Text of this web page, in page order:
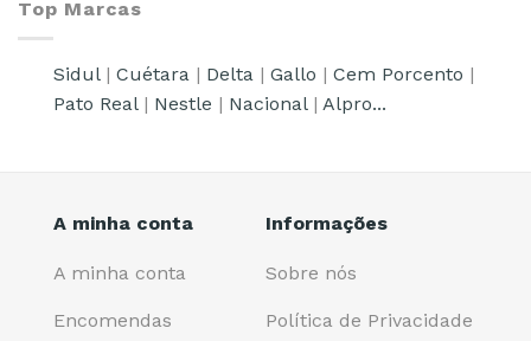
Top Marcas
Sidul| Cuétara | Delta | Gallo | Cem Porcento |
Pato Real| Nestle | Nacional| Alpro...
A minha conta
A minha conta
Encomendas
Informações
Sobre nós
Política de Privacidade